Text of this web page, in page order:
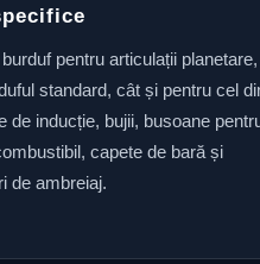
pentru articulații planetare,
standard, cât și pentru cel
de inducție, bujii, busoane
capete de bară și
de ambreiaj.